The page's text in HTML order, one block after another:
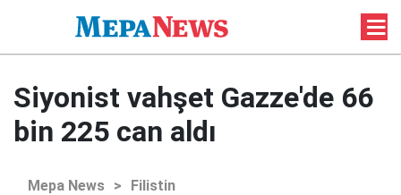
Siyonist vahşet Gazze'de 66
bin 225 can aldı
Mepa News > Filistin